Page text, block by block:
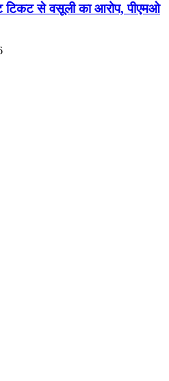
टिकट से वसूली का आरोप, पीएमओ